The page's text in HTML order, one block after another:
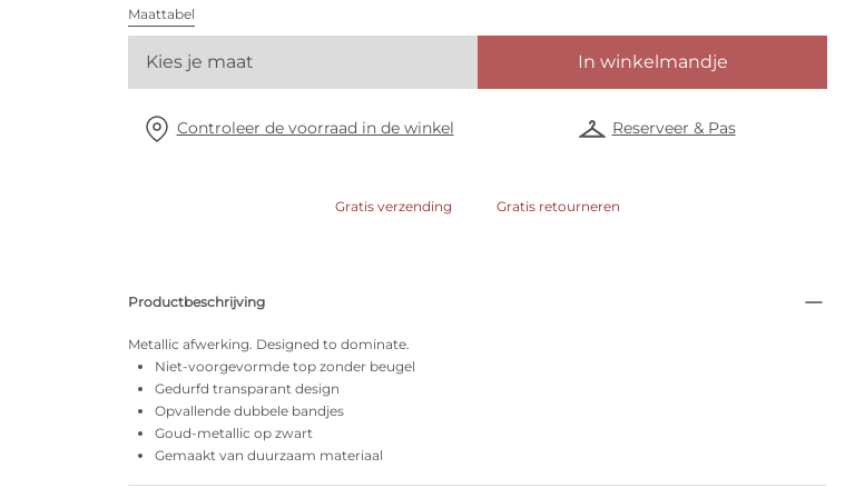
Maattabel
Kies je maat In winkelmandje
Controleer de voorraad in de winkel Reserveer & Pas
Gratis verzending Gratis retourneren
Productbeschrijving
Metallic afwerking. Designed to dominate.
Niet-voorgevormde top zonder beugel
Gedurfd transparant design
Opvallende dubbele bandjes
Goud-metallic op zwart
Gemaakt van duurzaam materiaal